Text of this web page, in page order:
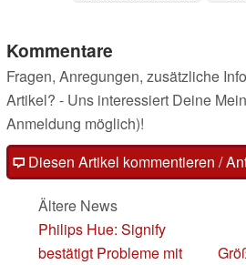
Kommentare
Fragen, Anregungen, zusätzliche
Artikel? - Uns interessiert Deine
Anmeldung möglich)!
Diesen Artikel kommentieren /
Ältere News
Philips Hue: Signify
bestätigt Probleme mit